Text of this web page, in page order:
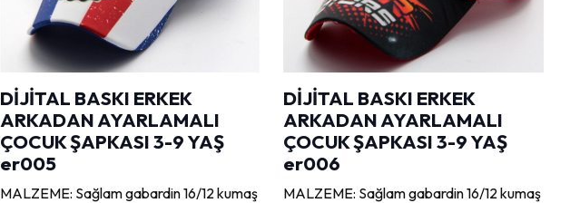
DİJİTAL BASKI ERKEK
ARKADAN AYARLAMALI
ÇOCUK ŞAPKASI 3-9 YAŞ
er005
MALZEME: Sağlam gabardin 16/12 kumaş
DİJİTAL BASKI ERKEK
ARKADAN AYARLAMALI
ÇOCUK ŞAPKASI 3-9 YAŞ
er006
MALZEME: Sağlam gabardin 16/12 kumaş